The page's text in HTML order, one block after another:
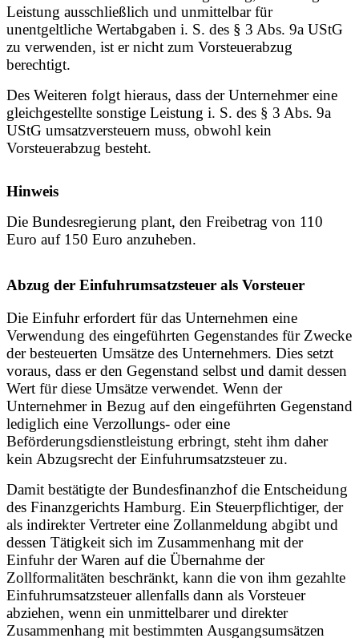
Leistung ausschließlich und unmittelbar für
unentgeltliche Wertabgaben i. S. des § 3 Abs. 9a UStG
zu verwenden, ist er nicht zum Vorsteuerabzug
berechtigt.
Des Weiteren folgt hieraus, dass der Unternehmer eine
gleichgestellte sonstige Leistung i. S. des § 3 Abs. 9a
UStG umsatzversteuern muss, obwohl kein
Vorsteuerabzug besteht.
Hinweis
Die Bundesregierung plant, den Freibetrag von 110
Euro auf 150 Euro anzuheben.
Abzug der Einfuhrumsatzsteuer als Vorsteuer
Die Einfuhr erfordert für das Unternehmen eine
Verwendung des eingeführten Gegenstandes für Zwecke
der besteuerten Umsätze des Unternehmers. Dies setzt
voraus, dass er den Gegenstand selbst und damit dessen
Wert für diese Umsätze verwendet. Wenn der
Unternehmer in Bezug auf den eingeführten Gegenstand
lediglich eine Verzollungs- oder eine
Beförderungsdienstleistung erbringt, steht ihm daher
kein Abzugsrecht der Einfuhrumsatzsteuer zu.
Damit bestätigte der Bundesfinanzhof die Entscheidung
des Finanzgerichts Hamburg. Ein Steuerpflichtiger, der
als indirekter Vertreter eine Zollanmeldung abgibt und
dessen Tätigkeit sich im Zusammenhang mit der
Einfuhr der Waren auf die Übernahme der
Zollformalitäten beschränkt, kann die von ihm gezahlte
Einfuhrumsatzsteuer allenfalls dann als Vorsteuer
abziehen, wenn ein unmittelbarer und direkter
Zusammenhang mit bestimmten Ausgangsumsätzen